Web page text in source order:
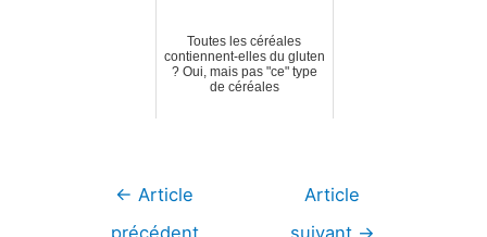
Toutes les céréales
contiennent-elles du gluten
? Oui, mais pas "ce" type
de céréales
Navigation
← Article
précédent
Article
suivant →